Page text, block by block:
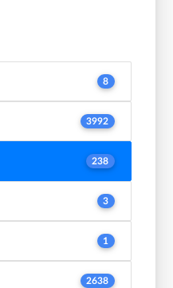
8
3992
238
3
1
2638